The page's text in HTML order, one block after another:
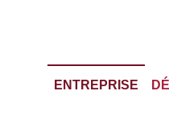
ENTREPRISE